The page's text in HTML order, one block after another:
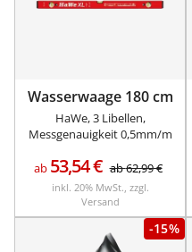
Wasserwaage 180 cm
HaWe, 3 Libellen,
Messgenauigkeit 0,5mm/m
ab 53,54€ ab62,99€
inkl. 20% MwSt., zzgl.
Versand
-15%